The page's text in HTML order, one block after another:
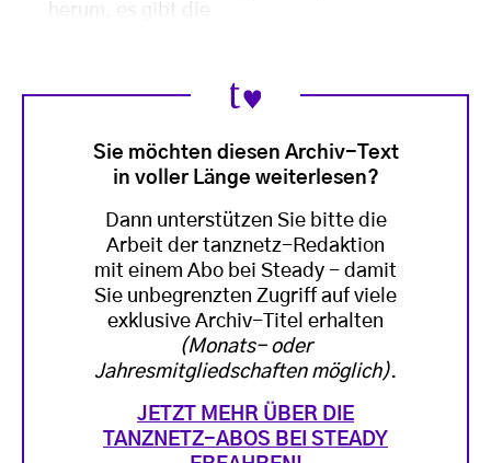
herum, es gibt die
Sie möchten diesen Archiv-Text
in voller Länge weiterlesen?
Dann unterstützen Sie bitte die
Arbeit der tanznetz-Redaktion
mit einem Abo bei Steady - damit
Sie unbegrenzten Zugriff auf viele
exklusive Archiv-Titel erhalten
(Monats- oder
Jahresmitgliedschaften möglich).
JETZT MEHR ÜBER DIE
TANZNETZ-ABOS BEI STEADY